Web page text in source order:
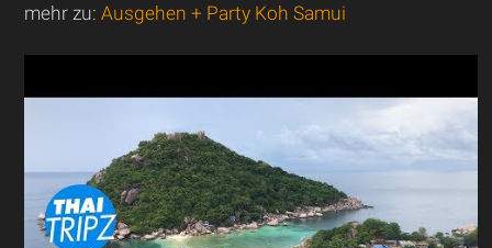
mehr zu:Ausgehen + Party Koh Samui